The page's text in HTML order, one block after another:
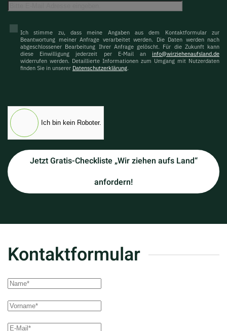
Ich stimme zu, dass meine Angaben aus dem Kontaktformular zur
Beantwortung meiner Anfrage verarbeitet werden. Die Daten werden nach
abgeschlossener Bearbeitung Ihrer Anfrage gelöscht. Für die Zukunft kann
diese Einwilligung jederzeit per E-Mail an info@wirziehenaufsland.de
widerrufen werden. Detaillierte Informationen zum Umgang mit Nutzerdaten
finden Sie in unserer Datenschutzerklärung.
Ich bin kein Roboter.
Jetzt Gratis-Checkliste „Wir ziehen aufs Land“
anfordern!
Kontaktformular